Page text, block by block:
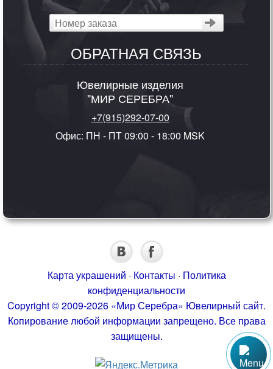
ОБРАТНАЯ СВЯЗЬ
Ювелирные изделия
"МИР СЕРЕБРА"
+7(915)292-07-00
Офис: ПН - ПТ 09:00 - 18:00 MSK
Карта украшений · Контакты · Политика
конфиденциальности
Copyright © 2009-2026 «Мир Серебра» Ювелирный сайт.
Копирование любой информации запрещено. Все права
защищены.